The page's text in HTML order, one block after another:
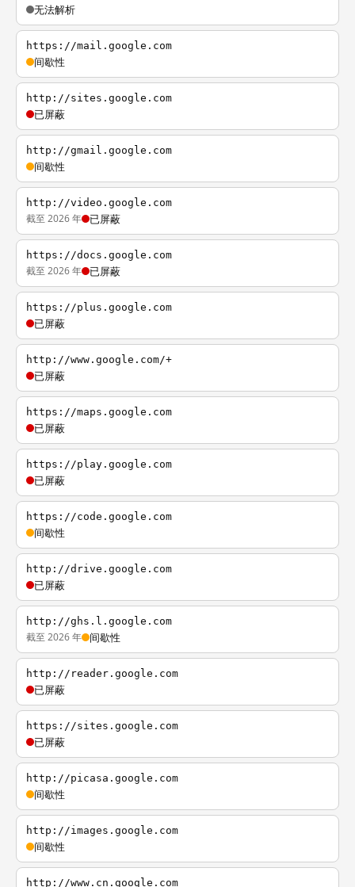
无法解析
https://mail.google.com
间歇性
http://sites.google.com
已屏蔽
http://gmail.google.com
间歇性
http://video.google.com
截至 2026 年 已屏蔽
https://docs.google.com
截至 2026 年 已屏蔽
https://plus.google.com
已屏蔽
http://www.google.com/+
已屏蔽
https://maps.google.com
已屏蔽
https://play.google.com
已屏蔽
https://code.google.com
间歇性
http://drive.google.com
已屏蔽
http://ghs.l.google.com
截至 2026 年 间歇性
http://reader.google.com
已屏蔽
https://sites.google.com
已屏蔽
http://picasa.google.com
间歇性
http://images.google.com
间歇性
http://www.cn.google.com